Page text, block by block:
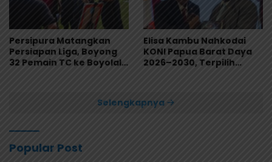
Persipura Matangkan
Persiapan Liga, Boyong
32 Pemain TC ke Boyolali
Elisa Kambu Nahkodai
KONI Papua Barat Daya
2026–2030, Terpilih
Selengkapnya
Popular Post